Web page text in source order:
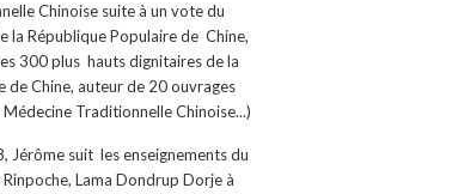
Chinoise suite à un vote du
la République Populaire de Chine,
300 plus hauts dignitaires de la
de Chine, auteur de 20 ouvrages
Médecine Traditionnelle Chinoise...)
Jérôme suit les enseignements du
Lama Dondrup Dorje à